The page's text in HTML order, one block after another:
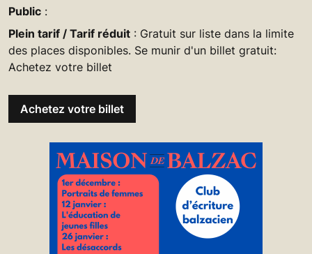
Public :
Plein tarif / Tarif réduit : Gratuit sur liste dans la limite
des places disponibles. Se munir d'un billet gratuit:
Achetez votre billet
Achetez votre billet